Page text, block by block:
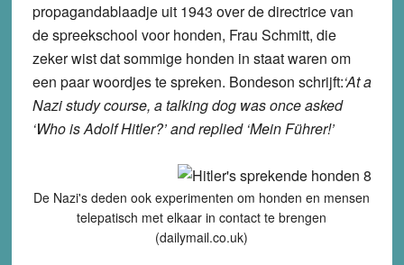
propagandablaadje uit 1943 over de directrice van
de spreekschool voor honden, Frau Schmitt, die
zeker wist dat sommige honden in staat waren om
een paar woordjes te spreken. Bondeson schrijft:‘At a
Nazi study course, a talking dog was once asked
‘Who is Adolf Hitler?’ and replied ‘Mein Führer!’
De Nazi's deden ook experimenten om honden en mensen
telepatisch met elkaar in contact te brengen
(dailymail.co.uk)